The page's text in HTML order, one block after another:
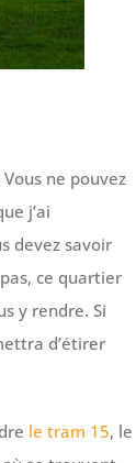
ne pouvez
j’ai
devez savoir
ce quartier
y rendre. Si
d’étirer
le tram 15, le